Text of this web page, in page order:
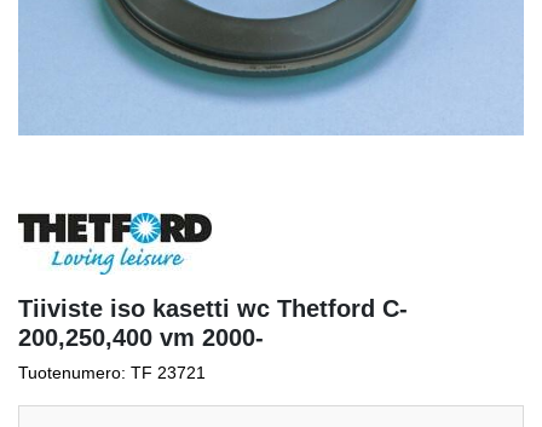
Tiiviste iso kasetti wc Thetford C-
200,250,400 vm 2000-
Tuotenumero: TF 23721